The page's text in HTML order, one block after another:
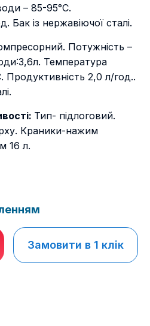
– 85-95°С.
Бак із нержавіючої сталі.
Потужність –
Температура
Продуктивність 2,0 л/год..
Тип- підлоговий.
Краники-нажим
16 л.
Замовити в 1 клік